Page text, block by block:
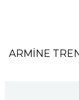
ARMİNE